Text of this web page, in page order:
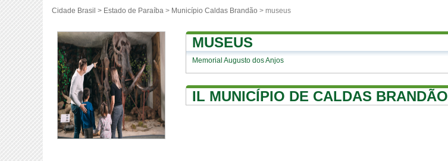
Cidade Brasil > Estado de Paraíba > Município Caldas Brandão > museus
MUSEUS
Memorial Augusto dos Anjos
IL MUNICÍPIO DE CALDAS BRANDÃO